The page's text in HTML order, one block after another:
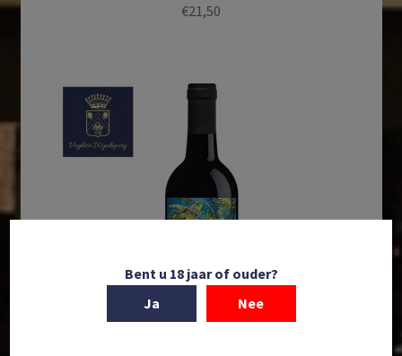
€21,50
Bent u 18 jaar of ouder?
Ja
Nee